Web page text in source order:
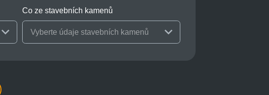
Co ze stavebních kamenů
Vyberte údaje stavebních kamenů